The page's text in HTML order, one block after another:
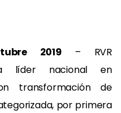
2019 – RVR
líder nacional en
transformación de
por primera